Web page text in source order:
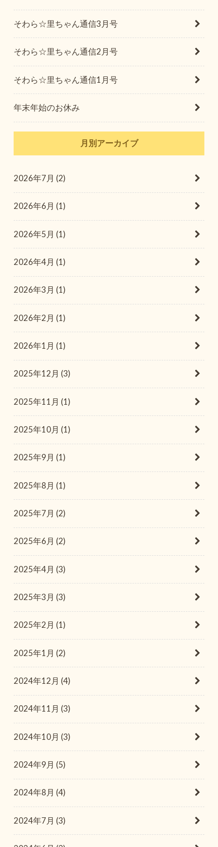
そわら☆里ちゃん通信3月号
そわら☆里ちゃん通信2月号
そわら☆里ちゃん通信1月号
年末年始のお休み
月別アーカイブ
2026年7月 (2)
2026年6月 (1)
2026年5月 (1)
2026年4月 (1)
2026年3月 (1)
2026年2月 (1)
2026年1月 (1)
2025年12月 (3)
2025年11月 (1)
2025年10月 (1)
2025年9月 (1)
2025年8月 (1)
2025年7月 (2)
2025年6月 (2)
2025年4月 (3)
2025年3月 (3)
2025年2月 (1)
2025年1月 (2)
2024年12月 (4)
2024年11月 (3)
2024年10月 (3)
2024年9月 (5)
2024年8月 (4)
2024年7月 (3)